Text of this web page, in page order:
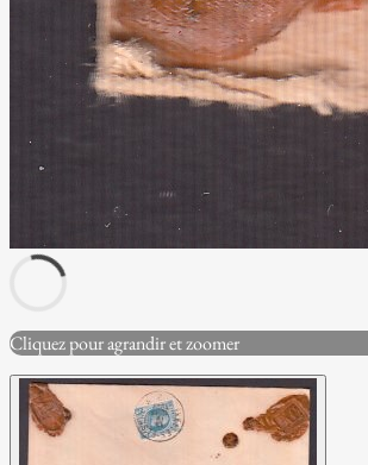
Cliquez pour agrandir et zoomer